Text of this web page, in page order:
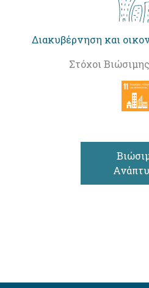
Διακυβέρνηση και
Στόχοι